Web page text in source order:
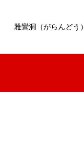
雅鸞洞（がらんどう）